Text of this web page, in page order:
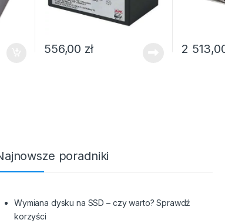
556,00 zł 2
poradniki
Wymiana dysku na SSD – czy warto? Sprawdź
korzyści